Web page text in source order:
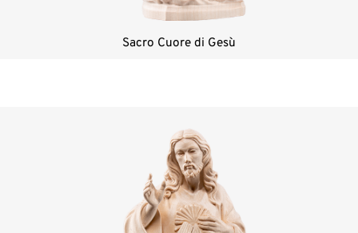
Sacro Cuore di Gesù